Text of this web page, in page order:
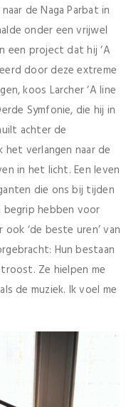
de Naga Parbat in
onder een vrijwel
een project dat hij ‘A
door deze extreme
koos Larcher ‘A line
Symfonie, die hij in
achter de
het verlangen naar de
in het licht. Een leven
die ons bij tijden
begrip hebben voor
‘de beste uren’ van
Hun bestaan
Ze hielpen me
de muziek. Ik voel me